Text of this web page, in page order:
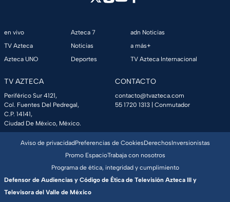
en vivo
TV Azteca
Azteca UNO
Azteca 7
Noticias
Deportes
adn Noticias
a más+
TV Azteca Internacional
TV AZTECA
Periférico Sur 4121,
Col. Fuentes Del Pedregal,
C.P. 14141,
Ciudad De México, México.
CONTACTO
contacto@tvazteca.com
55 1720 1313 | Conmutador
Aviso de privacidadPreferencias de CookiesDerechosInversionistas
Promo EspacioTrabaja con nosotros
Programa de ética, integridad y cumplimiento
Defensor de Audiencias y Código de Ética de Televisión Azteca III y
Televisora del Valle de México